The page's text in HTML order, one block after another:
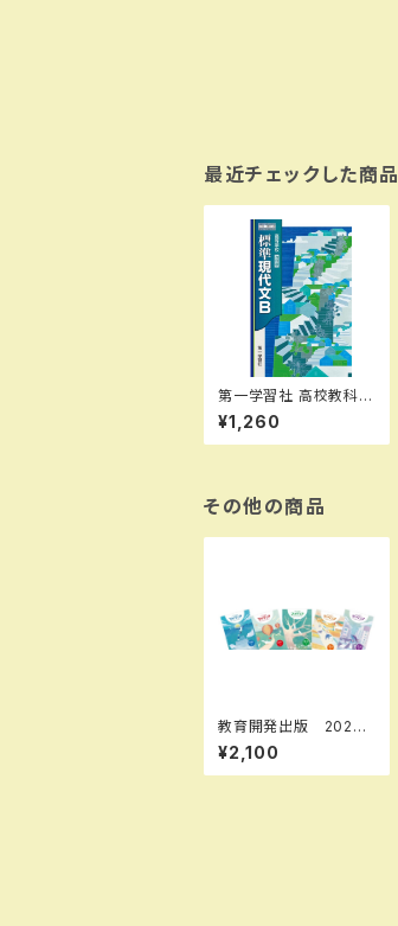
最近チェックした商品
第一学習社 高校教科
書 高等学校 改訂
版 標準 現代文B
［教番：現B340］ 新
4804009205 SK
U：002-560-001
¥1,260
その他の商品
教育開発出版 2026
年度版 マイクリア英
語 中1～3 各学年
（選択ください） 問題
¥2,100